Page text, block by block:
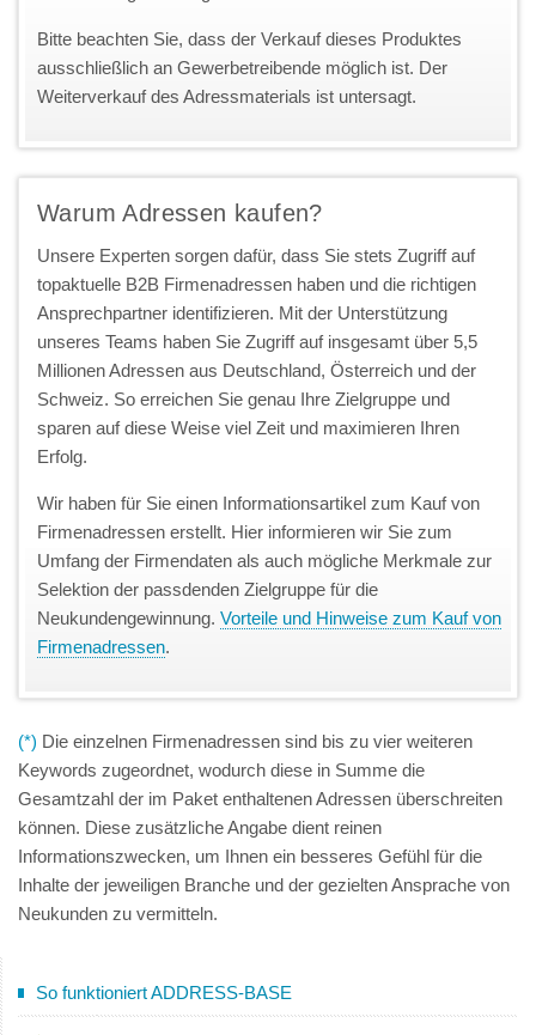
Bitte beachten Sie, dass der Verkauf dieses Produktes
ausschließlich an Gewerbetreibende möglich ist. Der
Weiterverkauf des Adressmaterials ist untersagt.
Warum Adressen kaufen?
Unsere Experten sorgen dafür, dass Sie stets Zugriff auf
topaktuelle B2B Firmenadressen haben und die richtigen
Ansprechpartner identifizieren. Mit der Unterstützung
unseres Teams haben Sie Zugriff auf insgesamt über 5,5
Millionen Adressen aus Deutschland, Österreich und der
Schweiz. So erreichen Sie genau Ihre Zielgruppe und
sparen auf diese Weise viel Zeit und maximieren Ihren
Erfolg.
Wir haben für Sie einen Informationsartikel zum Kauf von
Firmenadressen erstellt. Hier informieren wir Sie zum
Umfang der Firmendaten als auch mögliche Merkmale zur
Selektion der passdenden Zielgruppe für die
Neukundengewinnung. Vorteile und Hinweise zum Kauf von
Firmenadressen.
(*) Die einzelnen Firmenadressen sind bis zu vier weiteren
Keywords zugeordnet, wodurch diese in Summe die
Gesamtzahl der im Paket enthaltenen Adressen überschreiten
können. Diese zusätzliche Angabe dient reinen
Informationszwecken, um Ihnen ein besseres Gefühl für die
Inhalte der jeweiligen Branche und der gezielten Ansprache von
Neukunden zu vermitteln.
So funktioniert ADDRESS-BASE